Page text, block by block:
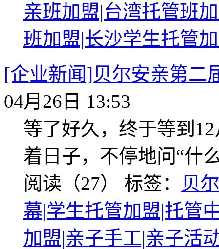
亲班加盟|台湾托管班
班加盟|长沙学生托管
[企业新闻]贝尔安亲第二
04月26日 13:53
等了好久，终于等到
着日子，不停地问“什
阅读（27） 标签：
贝
幕|学生托管加盟|托管
加盟|亲子手工|亲子活